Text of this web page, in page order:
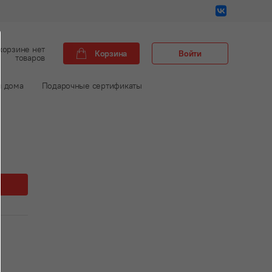
нет
товаров Корзина Войти
дома Подарочные сертификаты